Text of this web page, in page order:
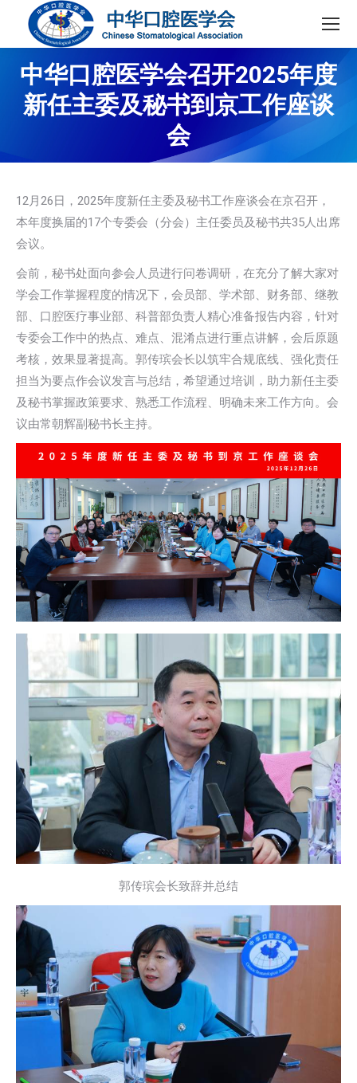
中华口腔医学会召开2025年度
新任主委及秘书到京工作座谈
会
12月26日，2025年度新任主委及秘书工作座谈会在京召开，
本年度换届的17个专委会（分会）主任委员及秘书共35人出席
会议。
会前，秘书处面向参会人员进行问卷调研，在充分了解大家对
学会工作掌握程度的情况下，会员部、学术部、财务部、继教
部、口腔医疗事业部、科普部负责人精心准备报告内容，针对
专委会工作中的热点、难点、混淆点进行重点讲解，会后原题
考核，效果显著提高。郭传瑸会长以筑牢合规底线、强化责任
担当为要点作会议发言与总结，希望通过培训，助力新任主委
及秘书掌握政策要求、熟悉工作流程、明确未来工作方向。会
议由常朝辉副秘书长主持。
郭传瑸会长致辞并总结